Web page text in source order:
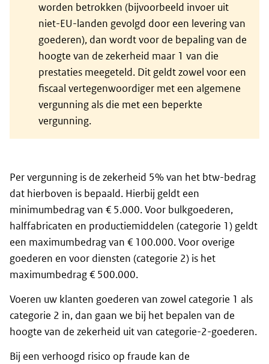
worden betrokken (bijvoorbeeld invoer uit
niet-EU-landen gevolgd door een levering van
goederen), dan wordt voor de bepaling van de
hoogte van de zekerheid maar 1 van die
prestaties meegeteld. Dit geldt zowel voor een
fiscaal vertegenwoordiger met een algemene
vergunning als die met een beperkte
vergunning.
Per vergunning is de zekerheid 5% van het btw-bedrag
dat hierboven is bepaald. Hierbij geldt een
minimumbedrag van € 5.000. Voor bulkgoederen,
halffabricaten en productiemiddelen (categorie 1) geldt
een maximumbedrag van € 100.000. Voor overige
goederen en voor diensten (categorie 2) is het
maximumbedrag € 500.000.
Voeren uw klanten goederen van zowel categorie 1 als
categorie 2 in, dan gaan we bij het bepalen van de
hoogte van de zekerheid uit van categorie-2-goederen.
Bij een verhoogd risico op fraude kan de